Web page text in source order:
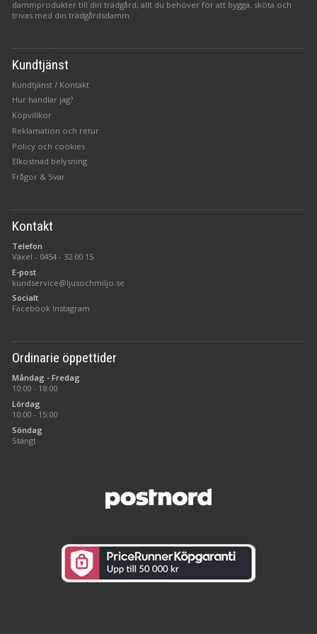
dammprodukter till din trädgård, allt du behöver för att bygga, sköta och
trivas med din trädgårdsdamm.
Kundtjänst
Kundtjänst / Kontakt
Hur handlar jag?
Köpvillkor
Reklamation och retur
Policy och cookies
Elkostnad belysning
Frågor & Svar
Kontakt
Telefon
Växel - 0454 - 32 00 15
E-post
kundservice@ljusochmiljo.se
Socialt
Facebook Instagram
Ordinarie öppettider
Måndag - Fredag
10:00 - 18:00
Lördag
10:00 - 15:00
Söndag
Stängt